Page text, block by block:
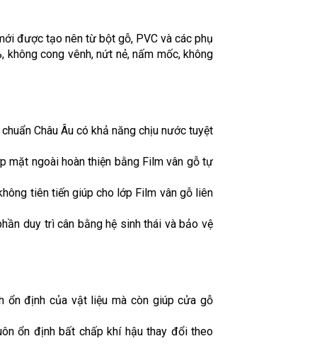
được tạo nên từ bột gỗ, PVC và các phụ
cong vênh, nứt nẻ, nấm mốc, không
Châu Âu có khả năng chịu nước tuyệt
mặt ngoài hoàn thiện bằng Film vân gỗ tự
tiên tiến giúp cho lớp Film vân gỗ liên
duy trì cân bằng hệ sinh thái và bảo vệ
ổn định của vật liệu mà còn giúp cửa gỗ
ổn định bất chấp khí hậu thay đổi theo